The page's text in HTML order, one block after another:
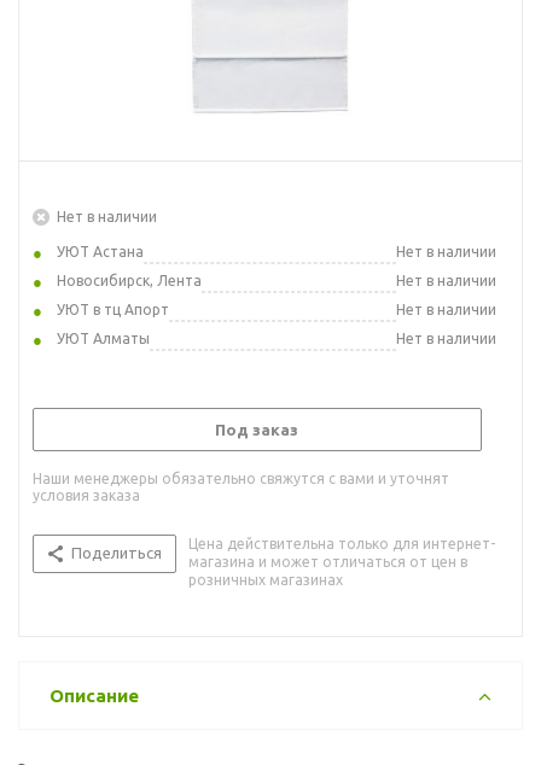
Нет в наличии
УЮТ Астана
Нет в наличии
Новосибирск, Лента
Нет в наличии
УЮТ в тц Апорт
Нет в наличии
УЮТ Алматы
Нет в наличии
Под заказ
Наши менеджеры обязательно свяжутся с вами и уточнят
условия заказа
Поделиться
Цена действительна только для интернет-
магазина и может отличаться от цен в
розничных магазинах
Описание